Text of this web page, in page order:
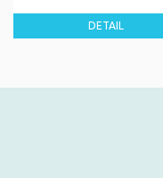
DETAIL